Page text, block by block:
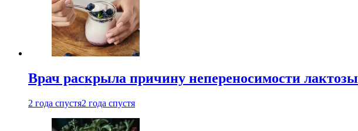
Врач раскрыла причину непереносимости лактозы
2 года спустя2 года спустя